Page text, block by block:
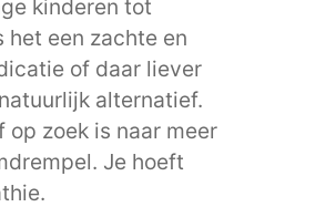
kinderen tot
het een zachte en
of daar liever
alternatief.
zoek is naar meer
Je hoeft